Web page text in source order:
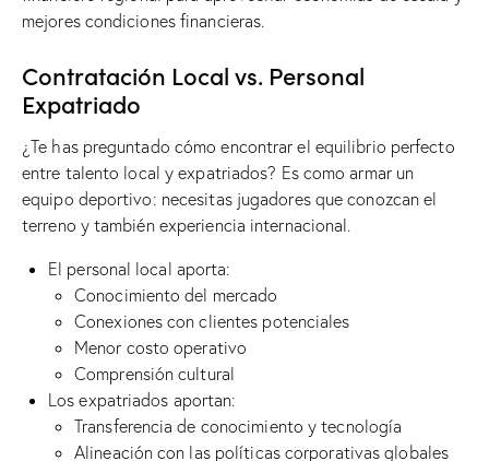
mejores condiciones financieras.
Contratación Local vs. Personal
Expatriado
¿Te has preguntado cómo encontrar el equilibrio perfecto
entre talento local y expatriados? Es como armar un
equipo deportivo: necesitas jugadores que conozcan el
terreno y también experiencia internacional.
El personal local aporta:
Conocimiento del mercado
Conexiones con clientes potenciales
Menor costo operativo
Comprensión cultural
Los expatriados aportan:
Transferencia de conocimiento y tecnología
Alineación con las políticas corporativas globales